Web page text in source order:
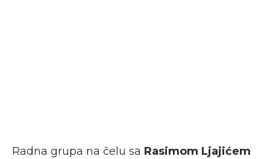
Radna grupa na čelu sa Rasimom Ljajićem